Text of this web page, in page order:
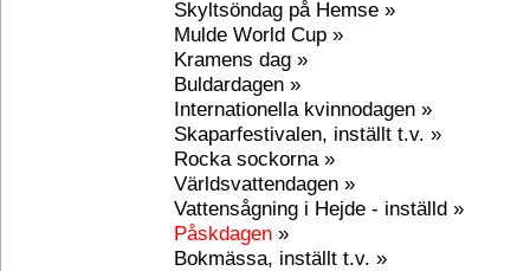
Skyltsöndag på Hemse »
Mulde World Cup »
Kramens dag »
Buldardagen »
Internationella kvinnodagen »
Skaparfestivalen, inställt t.v. »
Rocka sockorna »
Världsvattendagen »
Vattensågning i Hejde - inställd »
Påskdagen »
Bokmässa, inställt t.v. »